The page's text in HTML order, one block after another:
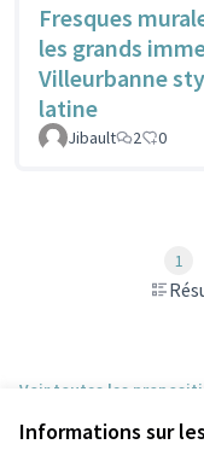
Informations sur
Fresques
les grands
Villeurbanne
latine
Jibault 2 0
1
Voir toutes les